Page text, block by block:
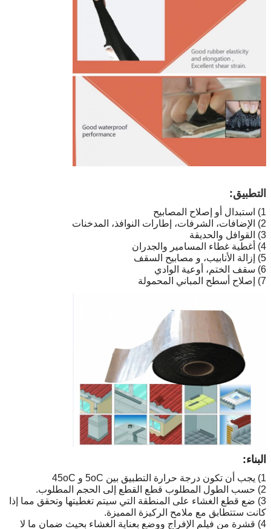
التطبيق:
1) استبدال أو إصلاح المصابيح
2) الإضافات، الشرفات، إطارات النوافذ، المدخنات
3) القوافل والحديقة
4) أغطية غطاء المسامير والجدران
5) إزالة الأنابيب، و مصابيح السقف
6) سقف الختم، أوعية الوادي
7) إصلاح أسطح المباني المحمولة
البناء:
1) يجب أن تكون درجة حرارة التطبيق بين 5oC و 45oC
2) حسب الطول المطلوب قطع القطع إلى الحجم المطلوب.
3) ضع قطع الغشاء على المنطقة التي سيتم تغطيتها وتحقق مما إذا
كانت ستتطابق مع ملامح الركيزة المميزة.
4) قشرة من فيلم الإفراج ووضع بعناية الغشاء بحيث ضمان ما لا